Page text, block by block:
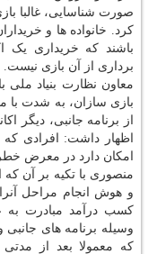
صورت شناسایی، غالبا
کرد. خانواده ها و
باشند که خریداری یک
برداری از آن بازی نیست.
معاون نظارت بنیاد ملی
بازی سازان، به شدت با
از برنامه جانبی، دیگر
اظهار داشت: افرادی
امکان دارد در معرض
منصوری با تکیه بر آن
و هوش انجام مراحل
وسیله برنامه های
که معمولا بعد از مدتی